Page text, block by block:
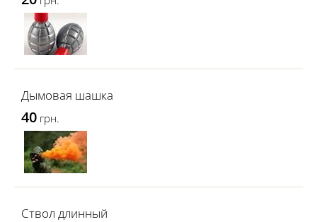
Дымовая шашка
40 грн.
Ствол длинный